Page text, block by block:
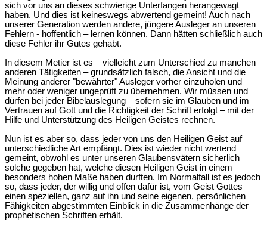
sich vor uns an dieses schwierige Unterfangen herangewagt
haben. Und dies ist keineswegs abwertend gemeint! Auch nach
unserer Generation werden andere, jüngere Ausleger an unseren
Fehlern - hoffentlich – lernen können. Dann hätten schließlich auch
diese Fehler ihr Gutes gehabt.
In diesem Metier ist es – vielleicht zum Unterschied zu manchen
anderen Tätigkeiten – grundsätzlich falsch, die Ansicht und die
Meinung anderer "bewährter" Ausleger vorher einzuholen und
mehr oder weniger ungeprüft zu übernehmen. Wir müssen und
dürfen bei jeder Bibelauslegung – sofern sie im Glauben und im
Vertrauen auf Gott und die Richtigkeit der Schrift erfolgt – mit der
Hilfe und Unterstützung des Heiligen Geistes rechnen.
Nun ist es aber so, dass jeder von uns den Heiligen Geist auf
unterschiedliche Art empfängt. Dies ist wieder nicht wertend
gemeint, obwohl es unter unseren Glaubensvätern sicherlich
solche gegeben hat, welche diesen Heiligen Geist in einem
besonders hohen Maße haben durften. Im Normalfall ist es jedoch
so, dass jeder, der willig und offen dafür ist, vom Geist Gottes
einen speziellen, ganz auf ihn und seine eigenen, persönlichen
Fähigkeiten abgestimmten Einblick in die Zusammenhänge der
prophetischen Schriften erhält.